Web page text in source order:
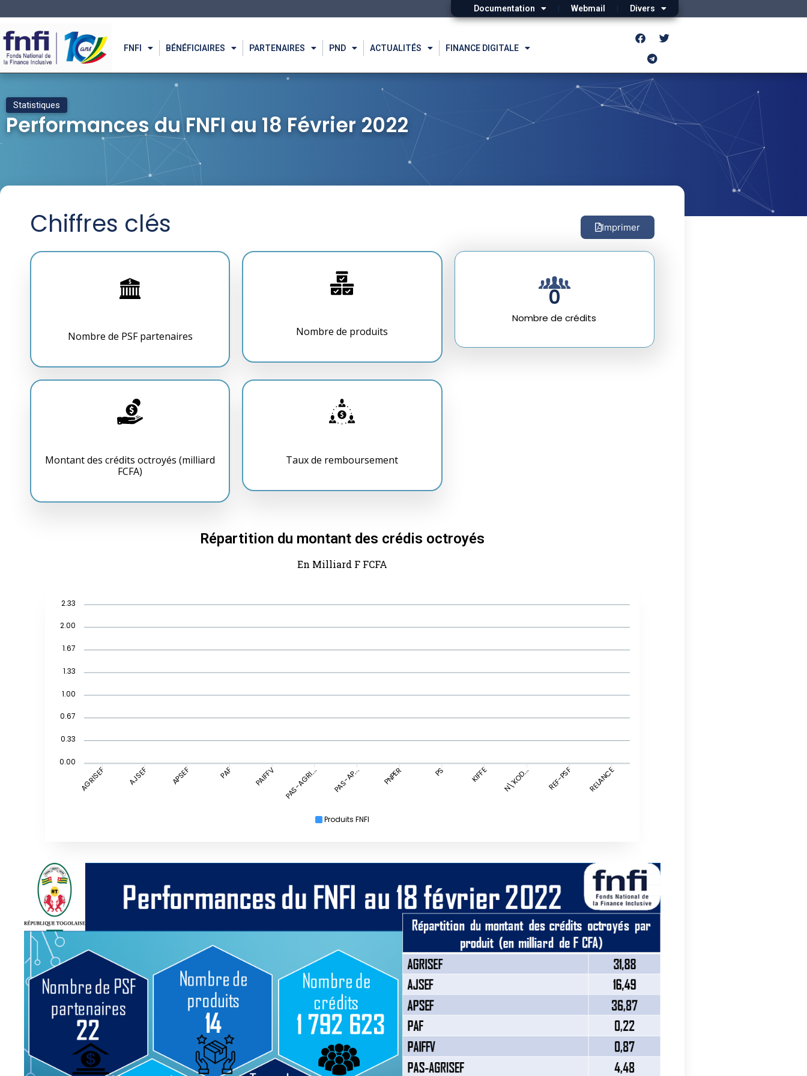
Documentation Webmail Divers
FNFI BÉNÉFICIAIRES PARTENAIRES PND ACTUALITÉS FINANCE DIGITALE
Statistiques
Performances du FNFI au 18 Février 2022
Chiffres clés Imprimer
Nombre de PSF partenaires Nombre de produits
Nombre de crédits
0
Montant des crédits octroyés (milliard
FCFA)
Taux de remboursement
Répartition du montant des crédis octroyés
En Milliard F FCFA
Produits FNFI
2.33
2.00
1.67
1.33
1.00
0.67
0.33
0.00
AGRISEF AJSEF APSEF PAF PAIFFV PAS-AGRI... PAS-AP... PNPER PS KIFFE N\'KOD... REF-PSF RELANCE